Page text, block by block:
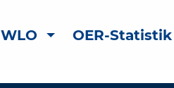
WLO OER-Statistik